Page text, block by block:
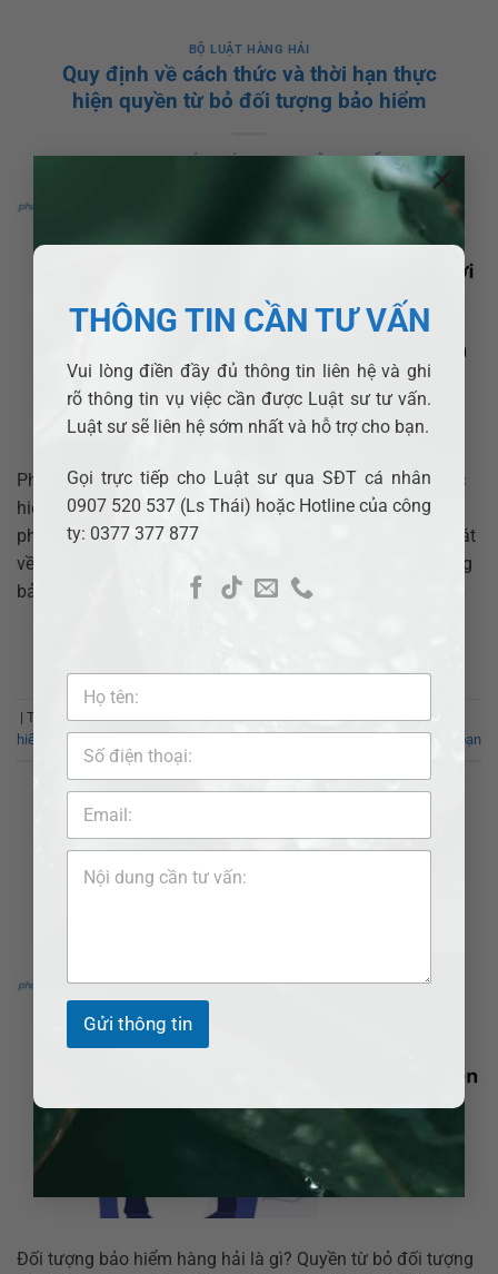
THÔNG TIN CẦN TƯ VẤN
Vui lòng điền đầy đủ thông tin liên hệ và ghi
rõ thông tin vụ việc cần được Luật sư tư vấn.
Luật sư sẽ liên hệ sớm nhất và hỗ trợ cho bạn.
Gọi trực tiếp cho Luật sư qua SĐT cá nhân
0907 520 537 (Ls Thái) hoặc Hotline của công
ty: 0377 377 877
Gửi thông tin
×
BỘ LUẬT HÀNG HẢI
Quy định về cách thức và thời hạn thực
hiện quyền từ bỏ đối tượng bảo hiểm
ĐẶNG TUYẾT NHƯ
Pháp luật quy định thế nào về cách thức và thời hạn thực
hiện quyền từ bỏ đối tượng bảo hiểm? Hãy cùng
phaplynhanh.vn tìm hiểu trong bài viết dưới đây. Khái quát
về quyền từ bỏ đối tượng bảo hiểm Quyền từ bỏ đối tượng
bảo hiểm trong hợp đồng bảo hiểm hàng hải […]
| Từ khóa:cách thức và thời hạn thực hiện quyền từ bỏ đối tượng bảo
hiểm
Để lại bình luận của bạn
Quy định về quyền từ bỏ đối tượng bảo
hiểm
Đối tượng bảo hiểm hàng hải là gì? Quyền từ bỏ đối tượng